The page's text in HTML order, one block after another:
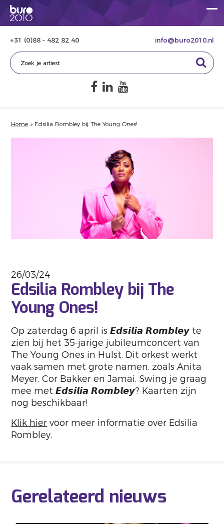
+31 (0)88 - 482 82 40 info@buro2010.nl
Home » Edsilia Rombley bij The Young Ones!
26/03/24
Edsilia Rombley bij The
Young Ones!
Op zaterdag 6 april is 𝙀𝙙𝙨𝙞𝙡𝙞𝙖 𝙍𝙤𝙢𝙗𝙡𝙚𝙮 te
zien bij het 35-jarige jubileumconcert van
The Young Ones in Hulst. Dit orkest werkt
vaak samen met grote namen, zoals Anita
Meyer, Cor Bakker en Jamai. Swing je graag
mee met 𝙀𝙙𝙨𝙞𝙡𝙞𝙖 𝙍𝙤𝙢𝙗𝙡𝙚𝙮? Kaarten zijn
nog beschikbaar!
Klik hier voor meer informatie over Edsilia
Rombley.
Gerelateerd nieuws